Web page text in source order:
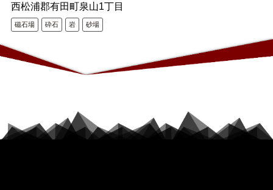
西松浦郡有田町泉山1丁目
磁石場 砕石 岩 砂場